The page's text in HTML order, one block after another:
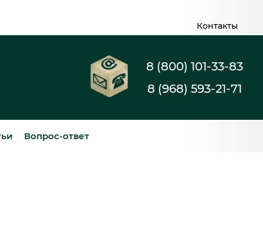
Контакты
8 (800) 101-33-83
8 (968) 593-21-71
Вопрос-ответ